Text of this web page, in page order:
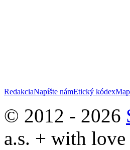
RedakciaNapíšte námEtický kódex
© 2012 - 2026
a.s. + with